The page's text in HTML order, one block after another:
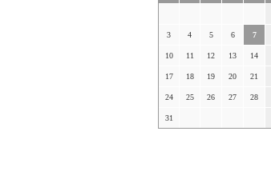
3 4 5 6 7
10 11 12 13 14
17 18 19 20 21
24 25 26 27 28
31